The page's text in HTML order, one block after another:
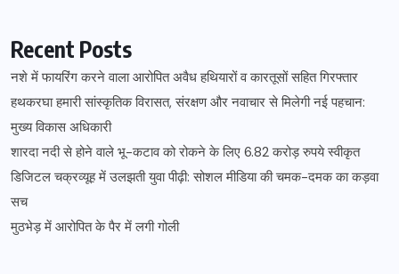
Recent Posts
नशे में फायरिंग करने वाला आरोपित अवैध हथियारों व कारतूसों सहित गिरफ्तार
हथकरघा हमारी सांस्कृतिक विरासत, संरक्षण और नवाचार से मिलेगी नई पहचान:
मुख्य विकास अधिकारी
शारदा नदी से होने वाले भू-कटाव को रोकने के लिए 6.82 करोड़ रुपये स्वीकृत
डिजिटल चक्रव्यूह में उलझती युवा पीढ़ी: सोशल मीडिया की चमक-दमक का कड़वा
सच
मुठभेड़ में आरोपित के पैर में लगी गोली